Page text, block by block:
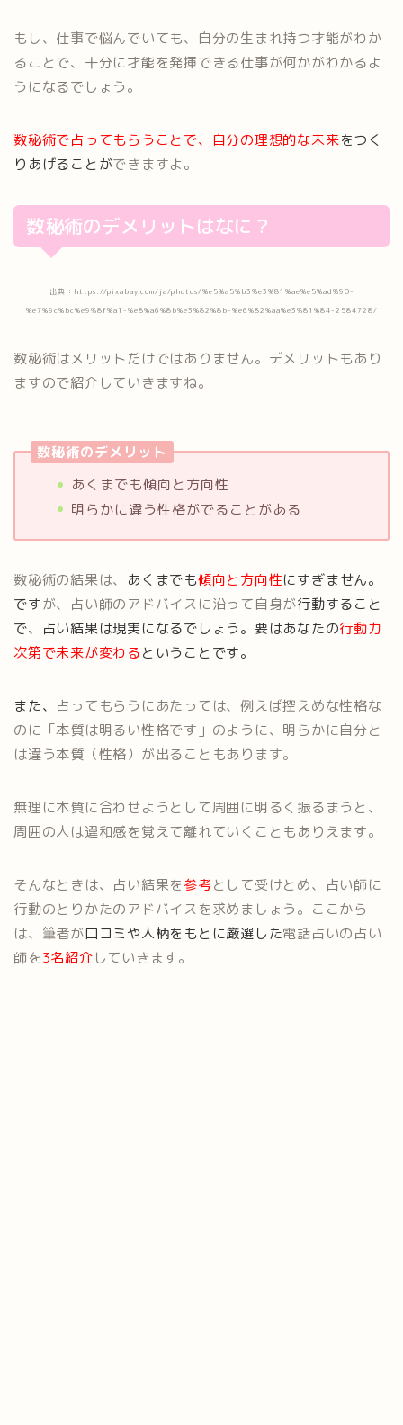
もし、仕事で悩んでいても、自分の生まれ持つ才能がわか
ることで、十分に才能を発揮できる仕事が何かがわかるよ
うになるでしょう。
数秘術で占ってもらうことで、 自分の理想的な未来をつく
りあげることができますよ。
数秘術のデメリットはなに？
出典：https://pixabay.com/ja/photos/%e5%a5%b3%e3%81%ae%e5%ad%90-
%e7%9c%bc%e9%8f%a1-%e8%a6%8b%e3%82%8b-%e6%82%aa%e3%81%84-2584728/
数秘術はメリットだけではありません。デメリットもあり
ますので紹介していきますね。
数秘術のデメリット
あくまでも傾向と方向性
明らかに違う性格がでることがある
数秘術の結果は、 あくまでも傾向と方向性にすぎません。
ですが、占い師のアドバイスに沿って自身が行動すること
で、占い結果は現実になるでしょう。 要はあなたの行動力
次第で未来が変わるということです。
また、 占ってもらうにあたっては、例えば控えめな性格な
のに「本質は明るい性格です」のように、明らかに自分と
は違う本質（性格）が出ることもあります。
無理に本質に合わせようとして周囲に明るく振るまうと、
周囲の人は違和感を覚えて離れていくこともありえます。
そんなときは、占い結果を参考として受けとめ、占い師に
行動のとりかたのアドバイスを求めましょう。ここから
は、筆者が口コミや人柄をもとに厳選した電話占いの占い
師を3名紹介していきます。